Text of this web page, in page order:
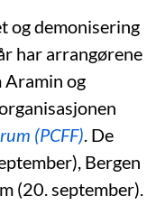
og demonisering
har arrangørene
Aramin og
(PCFF). De
Bergen
(20. september).